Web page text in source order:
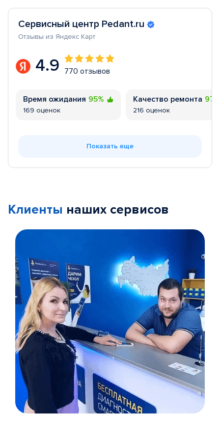
Сервисный центр Pedant.ru
Отзывы из Яндекс Карт
4.9 770 отзывов
Время ожидания 95%
169 оценок
Качество ремонта
216 оценок
Показать еще
Клиенты наших сервисов